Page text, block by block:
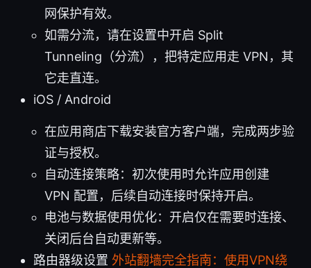
网保护有效。
如需分流，请在设置中开启 Split
Tunneling（分流），把特定应用走 VPN，其
它走直连。
iOS / Android
在应用商店下载安装官方客户端，完成两步验
证与授权。
自动连接策略：初次使用时允许应用创建
VPN 配置，后续自动连接时保持开启。
电池与数据使用优化：开启仅在需要时连接、
关闭后台自动更新等。
路由器级设置 外站翻墙完全指南：使用VPN绕